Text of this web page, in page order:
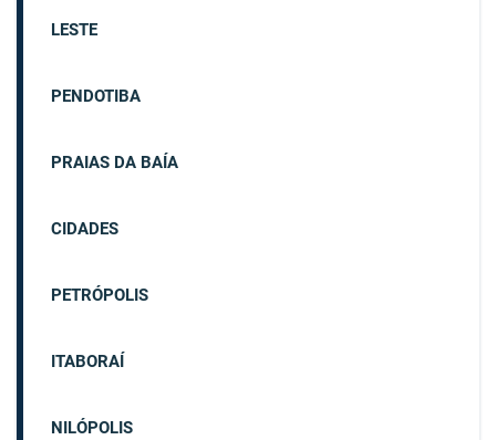
LESTE
PENDOTIBA
PRAIAS DA BAÍA
CIDADES
PETRÓPOLIS
ITABORAÍ
NILÓPOLIS